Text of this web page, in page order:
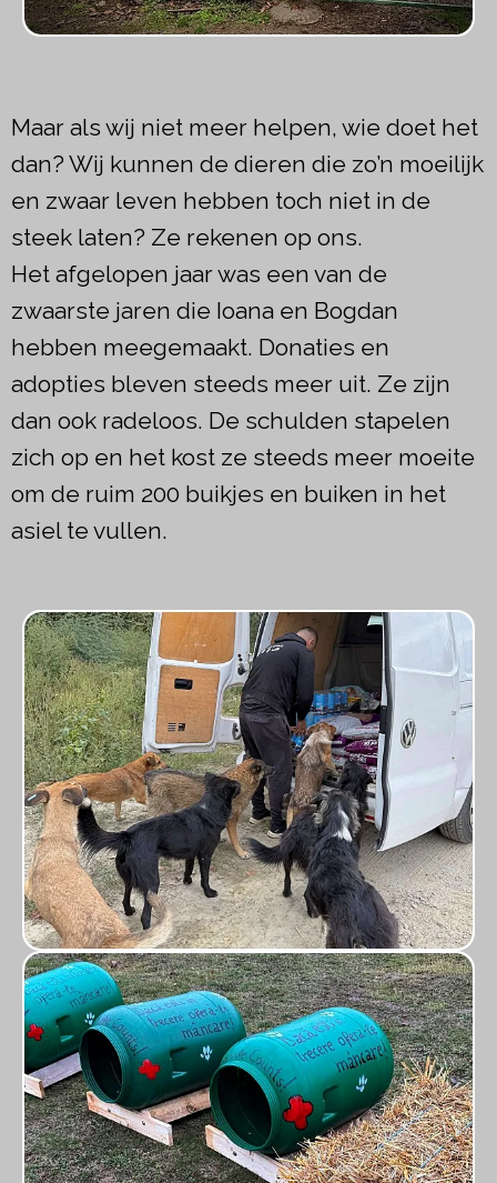
Maar als wij niet meer helpen, wie doet het
dan? Wij kunnen de dieren die zo’n moeilijk
en zwaar leven hebben toch niet in de
steek laten? Ze rekenen op ons.
Het afgelopen jaar was een van de
zwaarste jaren die Ioana en Bogdan
hebben meegemaakt. Donaties en
adopties bleven steeds meer uit. Ze zijn
dan ook radeloos. De schulden stapelen
zich op en het kost ze steeds meer moeite
om de ruim 200 buikjes en buiken in het
asiel te vullen.